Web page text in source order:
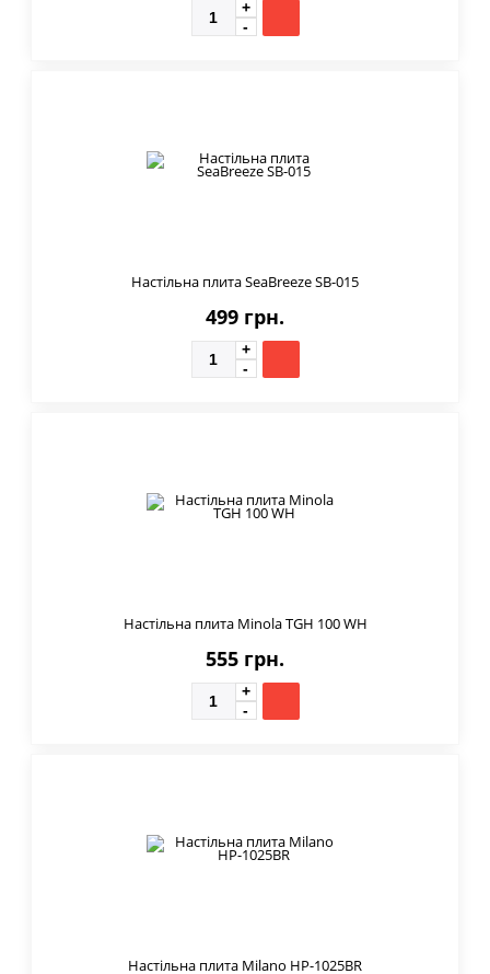
Настільна плита SeaBreeze SB-015
499 грн.
Настільна плита Minola TGH 100 WH
555 грн.
Настільна плита Milano HP-1025BR